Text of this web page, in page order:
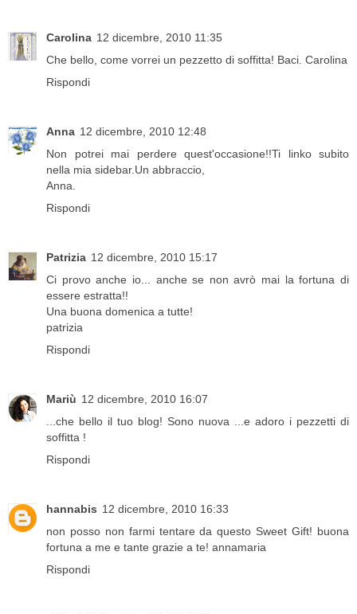
Carolina 12 dicembre, 2010 11:35
Che bello, come vorrei un pezzetto di soffitta! Baci. Carolina
Rispondi
Anna 12 dicembre, 2010 12:48
Non potrei mai perdere quest'occasione!!Ti linko subito
nella mia sidebar.Un abbraccio,
Anna.
Rispondi
Patrizia 12 dicembre, 2010 15:17
Ci provo anche io... anche se non avrò mai la fortuna di
essere estratta!!
Una buona domenica a tutte!
patrizia
Rispondi
Mariù 12 dicembre, 2010 16:07
...che bello il tuo blog! Sono nuova ...e adoro i pezzetti di
soffitta !
Rispondi
hannabis 12 dicembre, 2010 16:33
non posso non farmi tentare da questo Sweet Gift! buona
fortuna a me e tante grazie a te! annamaria
Rispondi